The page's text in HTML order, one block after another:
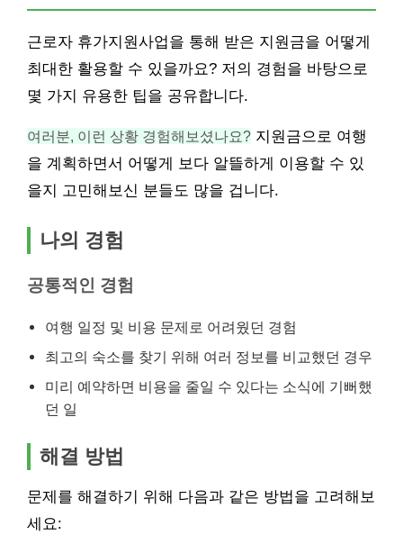
근로자 휴가지원사업을 통해 받은 지원금을 어떻게
최대한 활용할 수 있을까요? 저의 경험을 바탕으로
몇 가지 유용한 팁을 공유합니다.
여러분, 이런 상황 경험해보셨나요? 지원금으로 여행
을 계획하면서 어떻게 보다 알뜰하게 이용할 수 있
을지 고민해보신 분들도 많을 겁니다.
나의 경험
공통적인 경험
여행 일정 및 비용 문제로 어려웠던 경험
최고의 숙소를 찾기 위해 여러 정보를 비교했던 경우
미리 예약하면 비용을 줄일 수 있다는 소식에 기뻐했
던 일
해결 방법
문제를 해결하기 위해 다음과 같은 방법을 고려해보
세요: